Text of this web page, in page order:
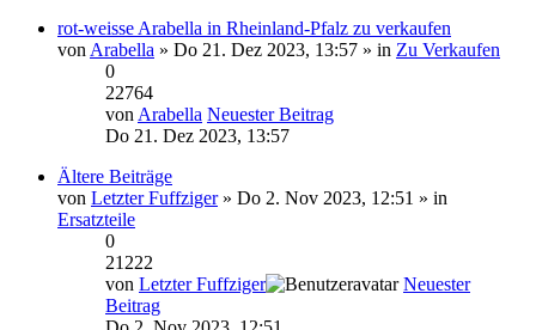
rot-weisse Arabella in Rheinland-Pfalz zu verkaufen
von Arabella » Do 21. Dez 2023, 13:57 » in Zu Verkaufen
0
22764
von Arabella Neuester Beitrag
Do 21. Dez 2023, 13:57
Ältere Beiträge
von Letzter Fuffziger» Do 2. Nov 2023, 12:51 » in
Ersatzteile
0
21222
von Letzter Fuffziger
Neuester
Beitrag